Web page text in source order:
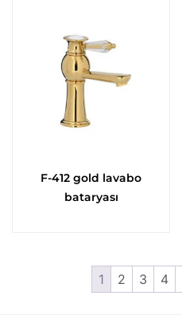
F-412 gold lavabo
bataryası
1 2 3 4